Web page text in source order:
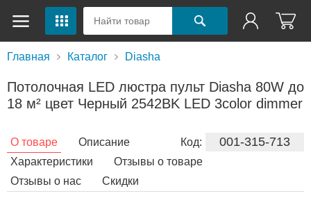
Главная Каталог Diasha
Потолочная LED люстра пульт Diasha 80W до
18 м² цвет Черный 2542BK LED 3color dimmer
Код: 001-315-713
О товаре
Описание
Характеристики
Отзывы о товаре
Отзывы о нас
Скидки